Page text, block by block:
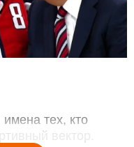
тех, кто
вектор.